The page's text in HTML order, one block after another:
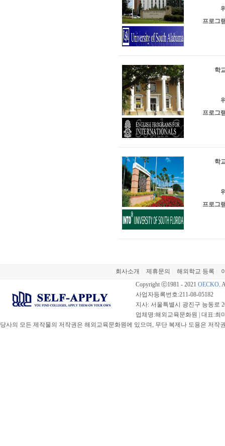
프로그
학
프로그
학
프로그
회사소개 제휴문의 해외학교 등록
Copyright ⓒ1981 - 2021 OECKO.
사업자등록번호:211-08-05182
지사: 서울특별시 광진구 능동로
업체명:해외교육문화원 | 대표:최
당사의 모든 제작물의 저작권은 해외교육문화원에 있으며, 무단 복제나 도용은 저